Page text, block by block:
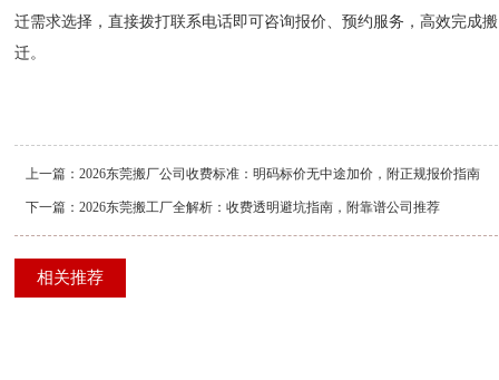
迁需求选择，直接拨打联系电话即可咨询报价、预约服务，高效完成搬
迁。
上一篇：2026东莞搬厂公司收费标准：明码标价无中途加价，附正规报价指南
下一篇：2026东莞搬工厂全解析：收费透明避坑指南，附靠谱公司推荐
相关推荐